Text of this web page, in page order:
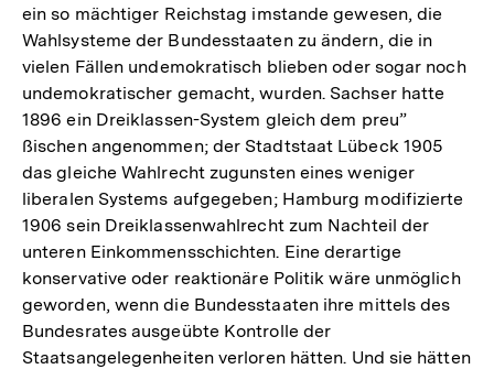
ein so mächtiger Reichstag imstande gewesen, die
Wahlsysteme der Bundesstaaten zu ändern, die in
vielen Fällen undemokratisch blieben oder sogar noch
undemokratischer gemacht, wurden. Sachser hatte
1896 ein Dreiklassen-System gleich dem preu”
ßischen angenommen; der Stadtstaat Lübeck 1905
das gleiche Wahlrecht zugunsten eines weniger
liberalen Systems aufgegeben; Hamburg modifizierte
1906 sein Dreiklassenwahlrecht zum Nachteil der
unteren Einkommensschichten. Eine derartige
konservative oder reaktionäre Politik wäre unmöglich
geworden, wenn die Bundesstaaten ihre mittels des
Bundesrates ausgeübte Kontrolle der
Staatsangelegenheiten verloren hätten. Und sie hätten